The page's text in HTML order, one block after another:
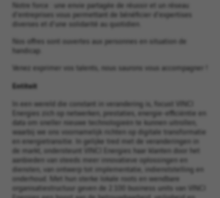
Notre force : une envie partagée de réussir et un réseau
d'entreprises vous permettant de bénéficier d'expertises
diverses et d'une solidarité au quotidien.
Nos offres sont ouvertes aux personnes en situation de
handicap.
Venez exprimer vos talents, nous saurons vous accompagner !
Entiteit
In een wereld die constant in verandering is, focust VINCI
Energies zich op netwerken, prestaties, energie-efficiëntie en
data om sneller nieuwe technologieën te kunnen uitrollen,
waarbij we ons voornamelijk richten op digitale transformatie
en energietransitie. In gelijke tred met de veranderingen in
de markt, ondersteunt VINCI Energies haar klanten door het
aanbieden van steeds meer innovatieve oplossingen en
diensten, van ontwerp tot implementatie, indienststelling en
onderhoud. Met hun sterke lokale roots en wendbare
organisatiestructuur geven de 2.100 business units van VINCI